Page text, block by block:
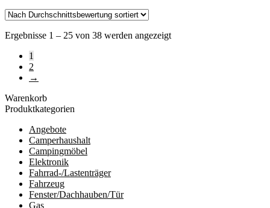
Ergebnisse 1 – 25 von 38 werden angezeigtNach
1
2
→
Warenkorb
Produktkategorien
Angebote
Camperhaushalt
Campingmöbel
Elektronik
Fahrrad-/Lastenträger
Fahrzeug
Fenster/Dachhauben/Tür
Gas